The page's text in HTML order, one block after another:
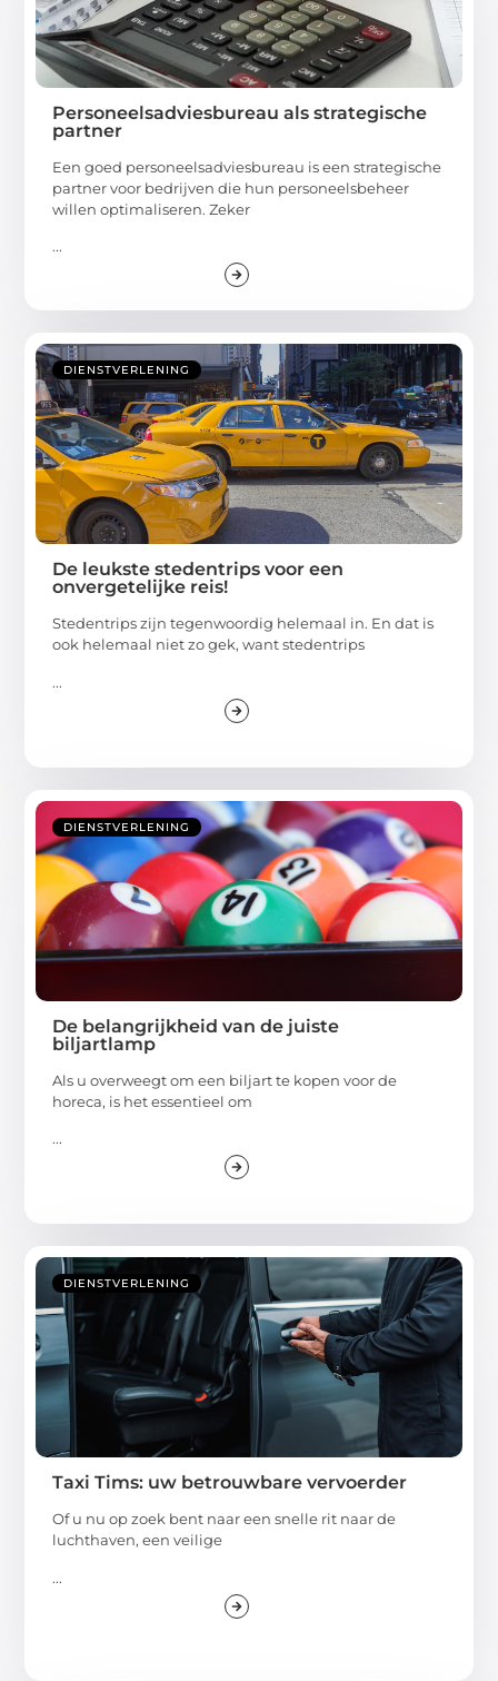
Personeelsadviesbureau als strategische
partner
Een goed personeelsadviesbureau is een strategische
partner voor bedrijven die hun personeelsbeheer
willen optimaliseren. Zeker
...
DIENSTVERLENING
De leukste stedentrips voor een
onvergetelijke reis!
Stedentrips zijn tegenwoordig helemaal in. En dat is
ook helemaal niet zo gek, want stedentrips
...
DIENSTVERLENING
De belangrijkheid van de juiste
biljartlamp
Als u overweegt om een biljart te kopen voor de
horeca, is het essentieel om
...
DIENSTVERLENING
Taxi Tims: uw betrouwbare vervoerder
Of u nu op zoek bent naar een snelle rit naar de
luchthaven, een veilige
...